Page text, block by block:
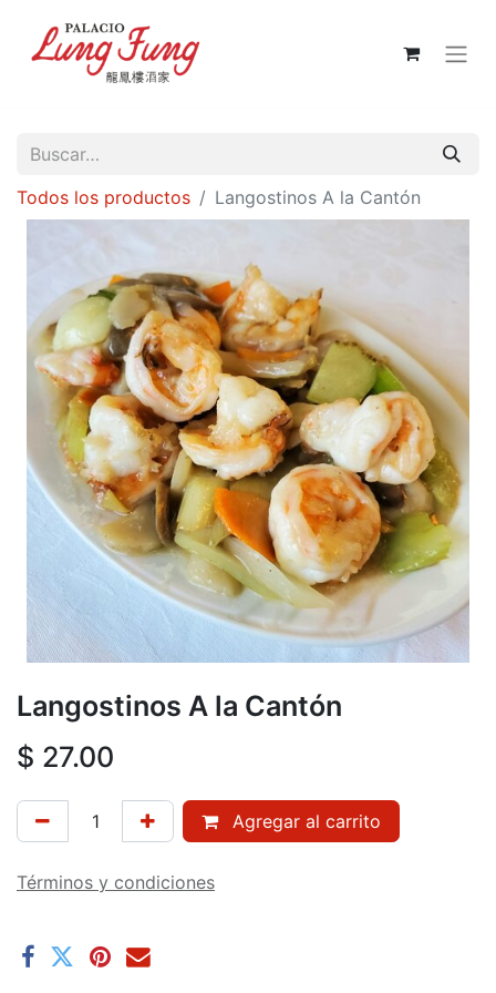
Todos los productos Langostinos A la Cantón
Langostinos A la Cantón
$ 27.00
Agregar al carrito
Términos y condiciones